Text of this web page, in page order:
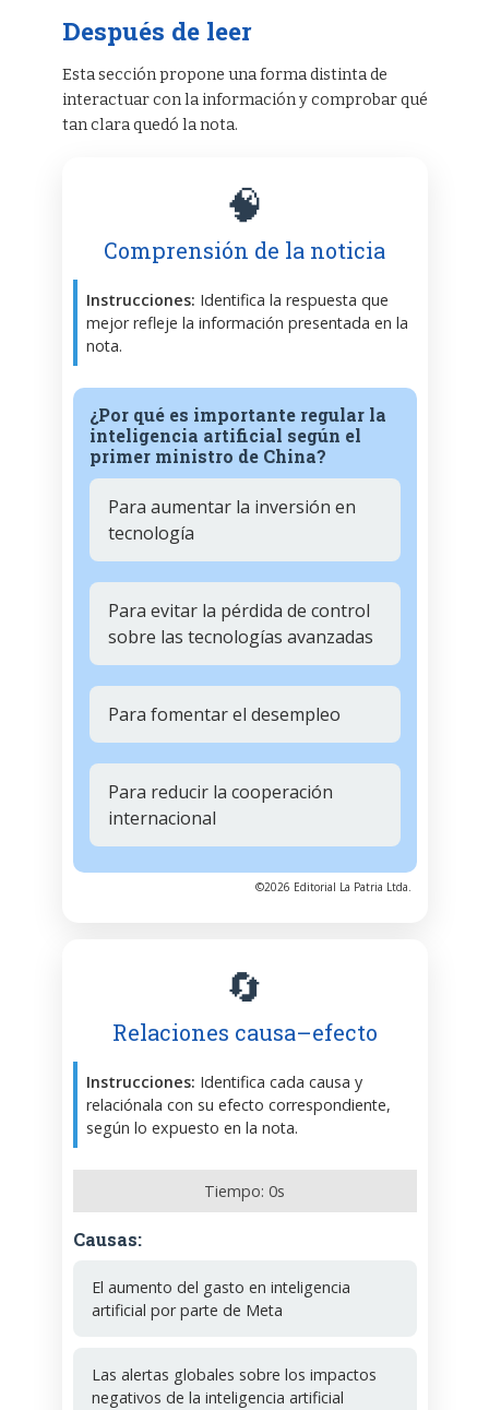
Después de leer
Esta sección propone una forma distinta de
interactuar con la información y comprobar qué
tan clara quedó la nota.
🧠
Comprensión de la noticia
Instrucciones: Identifica la respuesta que
mejor refleje la información presentada en la
nota.
¿Por qué es importante regular la
inteligencia artificial según el
primer ministro de China?
Para aumentar la inversión en
tecnología
Para evitar la pérdida de control
sobre las tecnologías avanzadas
Para fomentar el desempleo
Para reducir la cooperación
internacional
©2026 Editorial La Patria Ltda.
🔄
Relaciones causa–efecto
Instrucciones: Identifica cada causa y
relaciónala con su efecto correspondiente,
según lo expuesto en la nota.
Tiempo: 0s
Causas:
El aumento del gasto en inteligencia
artificial por parte de Meta
Las alertas globales sobre los impactos
negativos de la inteligencia artificial